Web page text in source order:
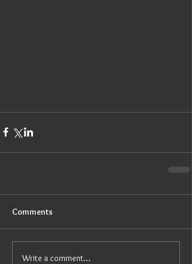
Comments
Write a comment...